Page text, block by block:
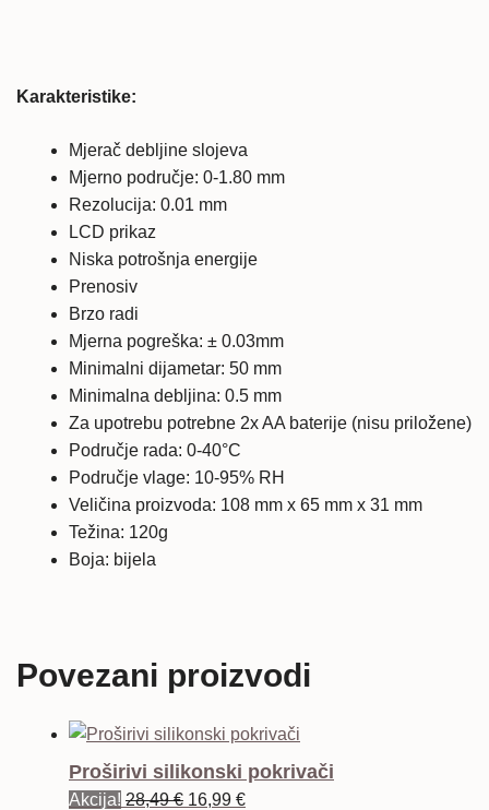
Karakteristike:
Mjerač debljine slojeva
Mjerno područje: 0-1.80 mm
Rezolucija: 0.01 mm
LCD prikaz
Niska potrošnja energije
Prenosiv
Brzo radi
Mjerna pogreška: ± 0.03mm
Minimalni dijametar: 50 mm
Minimalna debljina: 0.5 mm
Za upotrebu potrebne 2x AA baterije (nisu priložene)
Područje rada: 0-40°C
Područje vlage: 10-95% RH
Veličina proizvoda: 108 mm x 65 mm x 31 mm
Težina: 120g
Boja: bijela
Povezani proizvodi
Proširivi silikonski pokrivači
Akcija! 28,49€ Izvorna
16,99 €Trenutna